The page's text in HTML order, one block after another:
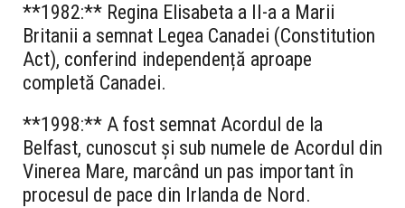
**1982:** Regina Elisabeta a II-a a Marii
Britanii a semnat Legea Canadei (Constitution
Act), conferind independență aproape
completă Canadei.
**1998:** A fost semnat Acordul de la
Belfast, cunoscut și sub numele de Acordul din
Vinerea Mare, marcând un pas important în
procesul de pace din Irlanda de Nord.